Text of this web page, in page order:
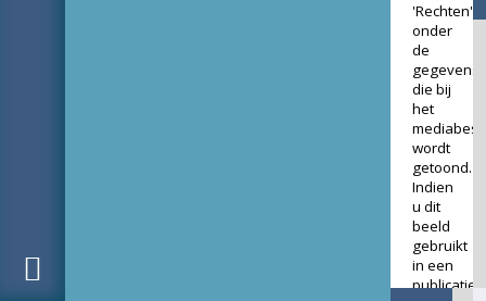
'Rechten'
onder
de
gegevens
die bij
het
wordt
getoond.
Indien
u dit
beeld
gebruikt
in een
publicatie,